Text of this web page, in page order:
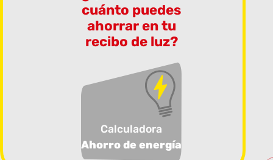
cuánto puedes
ahorrar en tu
recibo de luz?
Calculadora
Ahorro de energía